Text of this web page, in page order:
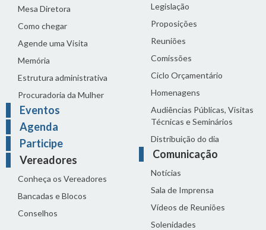
Mesa Diretora
Como chegar
Agende uma Visita
Memória
Estrutura administrativa
Procuradoria da Mulher
Eventos
Agenda
Participe
Vereadores
Conheça os Vereadores
Bancadas e Blocos
Conselhos
Legislação
Proposições
Reuniões
Comissões
Ciclo Orçamentário
Homenagens
Audiências Públicas, Visitas
Técnicas e Seminários
Distribuição do dia
Comunicação
Notícias
Sala de Imprensa
Vídeos de Reuniões
Solenidades